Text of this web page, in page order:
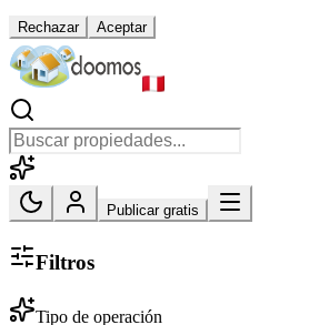
Rechazar Aceptar
Publicar gratis
Filtros
Tipo de operación